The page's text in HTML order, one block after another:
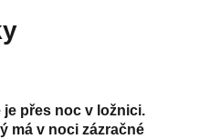
přes noc v ložnici.
má v noci zázračné